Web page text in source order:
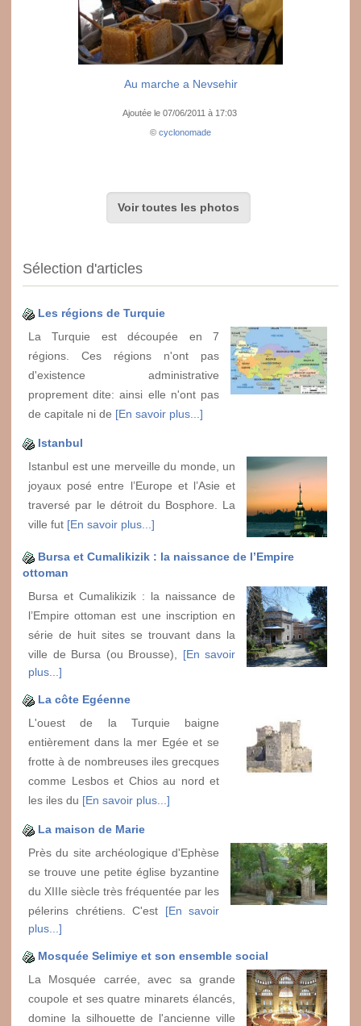
Au marche a Nevsehir
Ajoutée le 07/06/2011 à 17:03
© cyclonomade
Voir toutes les photos
Sélection d'articles
Les régions de Turquie
La Turquie est découpée en 7
régions. Ces régions n'ont pas
d'existence administrative
proprement dite: ainsi elle n'ont pas
de capitale ni de [En savoir plus...]
Istanbul
Istanbul est une merveille du monde, un
joyaux posé entre l’Europe et l’Asie et
traversé par le détroit du Bosphore. La
ville fut [En savoir plus...]
Bursa et Cumalikizik : la naissance de l’Empire
ottoman
Bursa et Cumalikizik : la naissance de
l’Empire ottoman est une inscription en
série de huit sites se trouvant dans la
ville de Bursa (ou Brousse), [En savoir
plus...]
La côte Egéenne
L'ouest de la Turquie baigne
entièrement dans la mer Egée et se
frotte à de nombreuses iles grecques
comme Lesbos et Chios au nord et
les iles du [En savoir plus...]
La maison de Marie
Près du site archéologique d'Ephèse
se trouve une petite église byzantine
du XIIIe siècle très fréquentée par les
pélerins chrétiens. C'est [En savoir
plus...]
Mosquée Selimiye et son ensemble social
La Mosquée carrée, avec sa grande
coupole et ses quatre minarets élancés,
domine la silhouette de l'ancienne ville